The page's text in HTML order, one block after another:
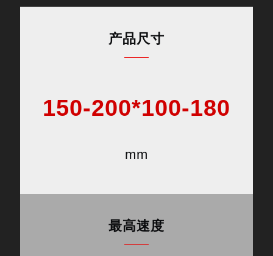
产品尺寸
150-200*100-180
mm
最高速度